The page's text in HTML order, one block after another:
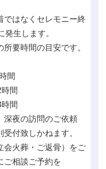
はなくセレモニー終
生します。
要時間の目安です。
間
間
間
夜の訪問のご依頼
受付致しかねます。
火葬・ご返骨）をご
ご相談ご予約を